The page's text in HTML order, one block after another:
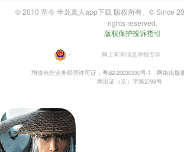
© 2010 至今 半岛真人app下载 版权所有。© Since
rights reserved.
版权保护投诉指引
・ 网上有害信息举报专区
增值电信业务经营许可证：粤B2-20030330号-1
网络出版
网出证（京）字第2799号